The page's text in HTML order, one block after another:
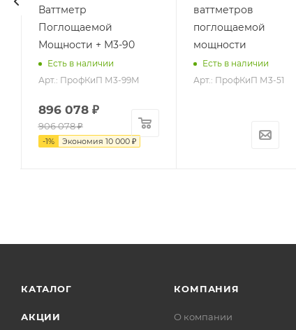
Ваттметр
Поглощаемой
Мощности + М3-90
Есть в наличии
Арт.: ПрофКиП М3-99М
896 078₽
906 078₽
-1% Экономия 10 000₽
ваттметров
поглощаемой
мощности
Есть в наличии
Арт.: ПрофКиП М3-51
КАТАЛОГ
АКЦИИ
КОМПАНИЯ
О компании